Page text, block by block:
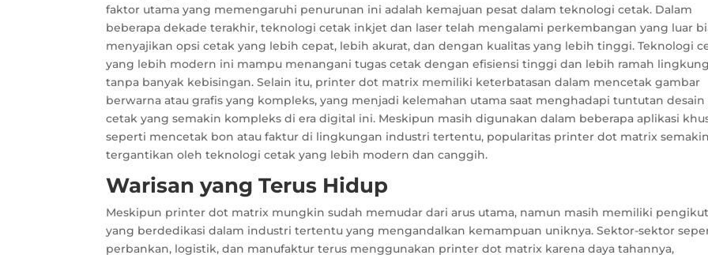
faktor utama yang memengaruhi penurunan ini adalah kemajuan pesat dalam teknologi cetak. Dalam
beberapa dekade terakhir, teknologi cetak inkjet dan laser telah mengalami perkembangan yang luar
menyajikan opsi cetak yang lebih cepat, lebih akurat, dan dengan kualitas yang lebih tinggi. Teknologi
yang lebih modern ini mampu menangani tugas cetak dengan efisiensi tinggi dan lebih ramah
tanpa banyak kebisingan. Selain itu, printer dot matrix memiliki keterbatasan dalam mencetak gambar
berwarna atau grafis yang kompleks, yang menjadi kelemahan utama saat menghadapi tuntutan desain
cetak yang semakin kompleks di era digital ini. Meskipun masih digunakan dalam beberapa aplikasi
seperti mencetak bon atau faktur di lingkungan industri tertentu, popularitas printer dot matrix
tergantikan oleh teknologi cetak yang lebih modern dan canggih.
Warisan yang Terus Hidup
Meskipun printer dot matrix mungkin sudah memudar dari arus utama, namun masih memiliki
yang berdedikasi dalam industri tertentu yang mengandalkan kemampuan uniknya. Sektor-sektor
perbankan, logistik, dan manufaktur terus menggunakan printer dot matrix karena daya tahannya,